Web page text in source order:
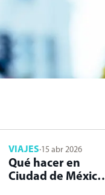
VIAJES·15 abr 2026
Qué hacer en
Ciudad de México